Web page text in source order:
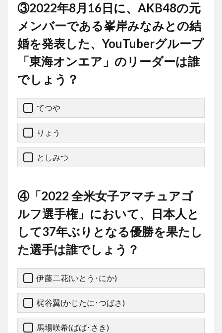
③2022年8月16日に、AKB48の元
メンバーである峯岸みなみとの結
婚を発表した、YouTuberグループ
「東海オンエア」のリーダーは誰
でしょう？
てつや
りょう
としみつ
④「2022 全米女子アマチュアゴ
ルフ選手権」において、日本人と
して37年ぶりとなる優勝を果たし
た選手は誰でしょう？
伊藤二花(いとう･にか)
梶谷翼(かじたに･つばさ)
馬場咲希(ばば･さき)